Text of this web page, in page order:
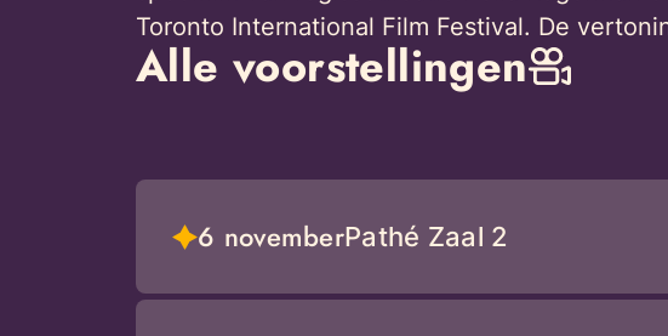
Toronto International Film Festival. De
Alle voorstellingen
6 novemberPathé Zaal 2